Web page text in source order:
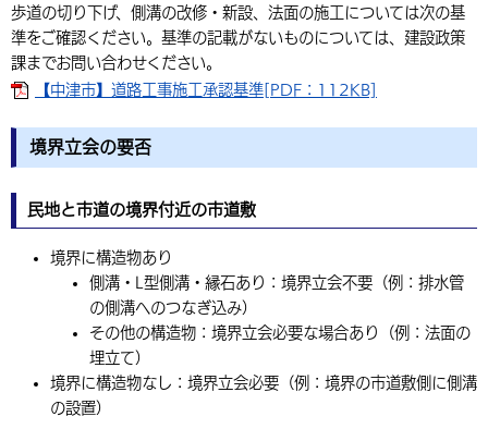
歩道の切り下げ、側溝の改修・新設、法面の施工については次の基
準をご確認ください。基準の記載がないものについては、建設政策
課までお問い合わせください。
【中津市】道路工事施工承認基準[PDF：112KB]
境界立会の要否
民地と市道の境界付近の市道敷
境界に構造物あり
側溝・L型側溝・縁石あり：境界立会不要（例：排水管
の側溝へのつなぎ込み）
その他の構造物：境界立会必要な場合あり（例：法面の
埋立て）
境界に構造物なし：境界立会必要（例：境界の市道敷側に側溝
の設置）